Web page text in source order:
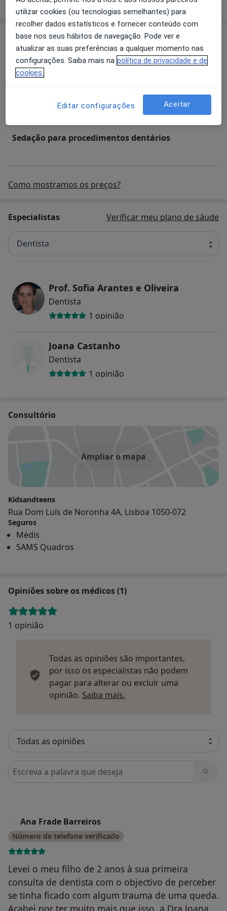
Imunoalergologia, ortopedia funcional dos maxilares,
fisioterapia, terapia de motricidade Orofacial,
odontobebes, terapia ocupacional
Serviços
Medicina dentária
Primeira consulta Medicina dentária
Sedação para procedimentos dentários
Como mostramos os preços?
Especialistas Verificar meu plano de sáude
Dentista
Prof. Sofia Arantes e Oliveira
Dentista
1 opinião
Joana Castanho
Dentista
1 opinião
Consultório
Ampliar o mapa
Kidsandteens
Rua Dom Luís de Noronha 4A, Lisboa 1050-072
Seguros
Médis
SAMS Quadros
Opiniões sobre os médicos (1)
1 opinião
Todas as opiniões são importantes,
por isso os especialistas não podem
pagar para alterar ou excluir uma
opinião. Saiba mais.
Pesquisar em opiniões
Ana Frade Barreiros
Número de telefone verificado
Levei o meu filho de 2 anos à sua primeira
consulta de dentista com o objectivo de perceber
se tinha ficado com algum trauma de uma queda.
Acabei por ter muito mais que isso, a Dra Joana
utilizar cookies (ou tecnologias semelhantes) para
recolher dados estatísticos e fornecer conteúdo com
base nos seus hábitos de navegação. Pode ver e
atualizar as suas preferências a qualquer momento nas
configurações. Saiba mais na política de privacidade e de
cookies.
Editar configurações Aceitar